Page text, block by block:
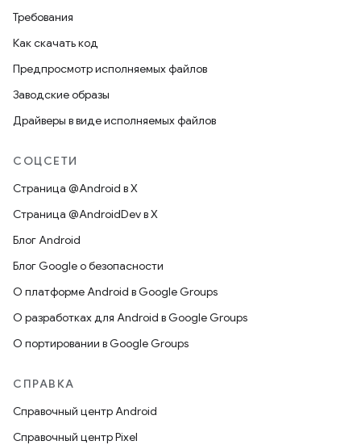
Требования
Как скачать код
Предпросмотр исполняемых файлов
Заводские образы
Драйверы в виде исполняемых файлов
СОЦСЕТИ
Страница @Android в X
Страница @AndroidDev в X
Блог Android
Блог Google о безопасности
О платформе Android в Google Groups
О разработках для Android в Google Groups
О портировании в Google Groups
СПРАВКА
Справочный центр Android
Справочный центр Pixel